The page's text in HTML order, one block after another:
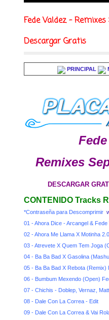
Fede Valdez -
Descargar Gratis
PRINCIPAL
Remixes
DESCARGAR
CONTENIDO Tracks
*Contraseña para Descomprimir
01 - Ahora Dice - Arcangel &
02 - Ahora Me Llama X Motinha
03 - Atrevete X Quem Tem Joga
04 - Ba Ba Bad X Gasolina
05 - Ba Ba Bad X Rebota (Remix)
06 - Bumbum Mexendo (Open)
07 - Chichis - Doblep, Vernaz,
08 - Dale Con La Correa - Edit
09 - Dale Con La Correa & Vai